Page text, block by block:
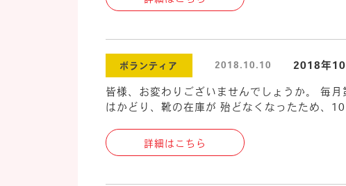
ボランティア 2018.10.10 2018年10
皆様、お変わりございませんでしょうか。 毎
はかどり、靴の在庫が 殆どなくなったため、
詳細はこちら